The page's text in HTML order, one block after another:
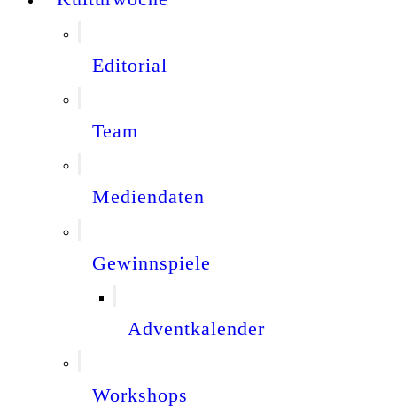
Editorial
Team
Mediendaten
Gewinnspiele
Adventkalender
Workshops